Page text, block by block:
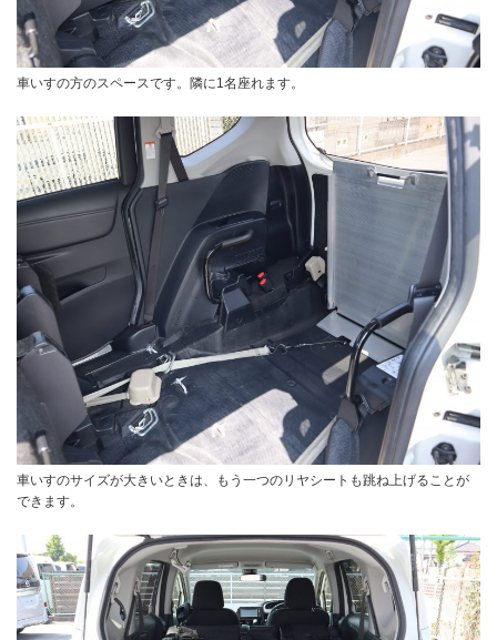
車いすの方のスペースです。隣に1名座れます。
車いすのサイズが大きいときは、もう一つのリヤシートも跳ね上げることが
できます。